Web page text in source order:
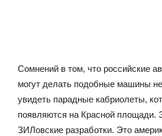
Сомнений в том, что российские
могут делать подобные машины
увидеть парадные кабриолеты,
появляются на Красной площади.
ЗИЛовские разработки. Это